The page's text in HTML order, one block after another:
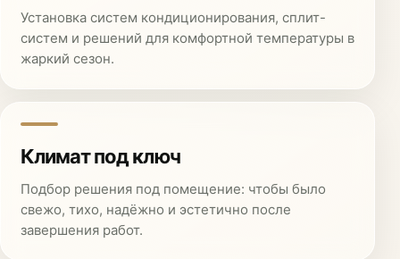
Установка систем кондиционирования, сплит-
систем и решений для комфортной температуры в
жаркий сезон.
Климат под ключ
Подбор решения под помещение: чтобы было
свежо, тихо, надёжно и эстетично после
завершения работ.